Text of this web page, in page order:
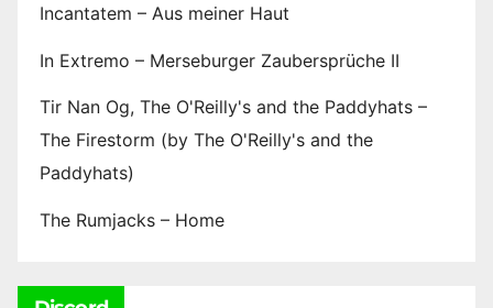
Incantatem – Aus meiner Haut
In Extremo – Merseburger Zaubersprüche II
Tir Nan Og, The O'Reilly's and the Paddyhats –
The Firestorm (by The O'Reilly's and the
Paddyhats)
The Rumjacks – Home